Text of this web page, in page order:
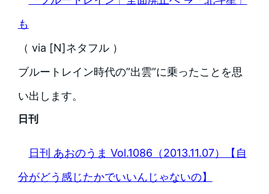
も
（ via [N]ネタフル ）
ブルートレイン時代の”出雲”に乗ったことを思
い出します。
日刊
日刊 あおのうま Vol.1086（2013.11.07）【自
分がどう感じたかでいいんじゃないの】